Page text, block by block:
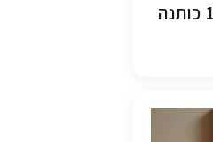
קנבס אמנים פרימיום: 100% כותנה